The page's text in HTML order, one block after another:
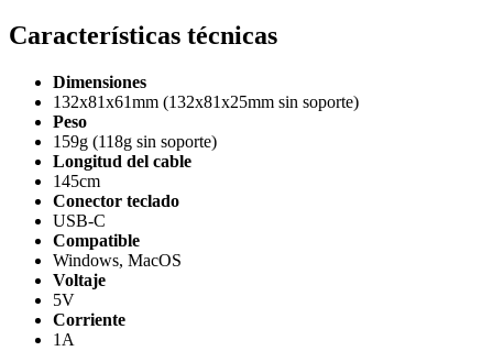
Características técnicas
Dimensiones
132x81x61mm (132x81x25mm sin soporte)
Peso
159g (118g sin soporte)
Longitud del cable
145cm
Conector teclado
USB-C
Compatible
Windows, MacOS
Voltaje
5V
Corriente
1A